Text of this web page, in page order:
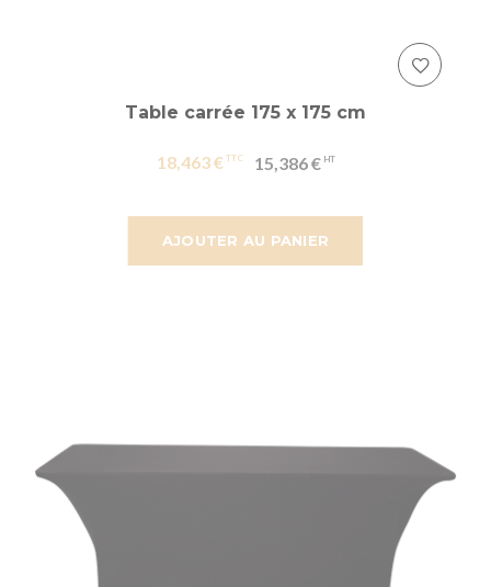
AJOUTER AU PANIER
Table carrée 175 x 175 cm
18,463 € 15,386 €